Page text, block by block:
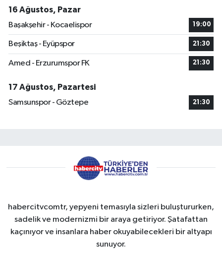
16 Ağustos, Pazar
Başakşehir - Kocaelispor
19:00
Beşiktaş - Eyüpspor 21:30
Amed - Erzurumspor FK 21:30
17 Ağustos, Pazartesi
Samsunspor - Göztepe
21:30
habercitvcomtr, yepyeni temasıyla sizleri buluştururken,
sadelik ve modernizmi bir araya getiriyor. Şatafattan
kaçınıyor ve insanlara haber okuyabilecekleri bir altyapı
sunuyor.